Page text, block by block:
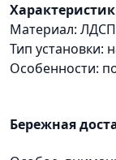
Материал:
Тип установки:
Особенности:
Бережная